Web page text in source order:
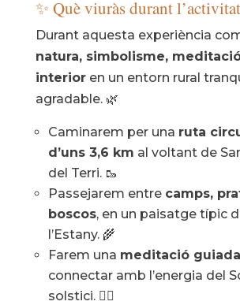
✨ Què viuràs durant l’activitat
Durant aquesta experiència
natura, simbolisme,
interioren un entorn rural
agradable. 🌿
Caminarem per una ruta
d’uns 3,6 km al voltant de
del Terri. 🥾
Passejarem entre camps,
boscos, en un paisatge típic
l’Estany. 🌾
Farem una meditació guiada
connectar amb l’energia del
solstici. 🧘‍♀️